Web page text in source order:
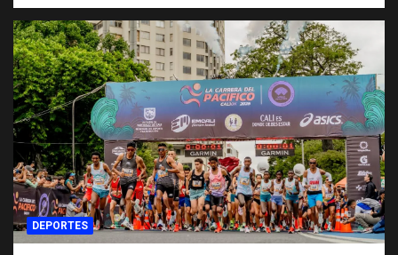
DEPORTES